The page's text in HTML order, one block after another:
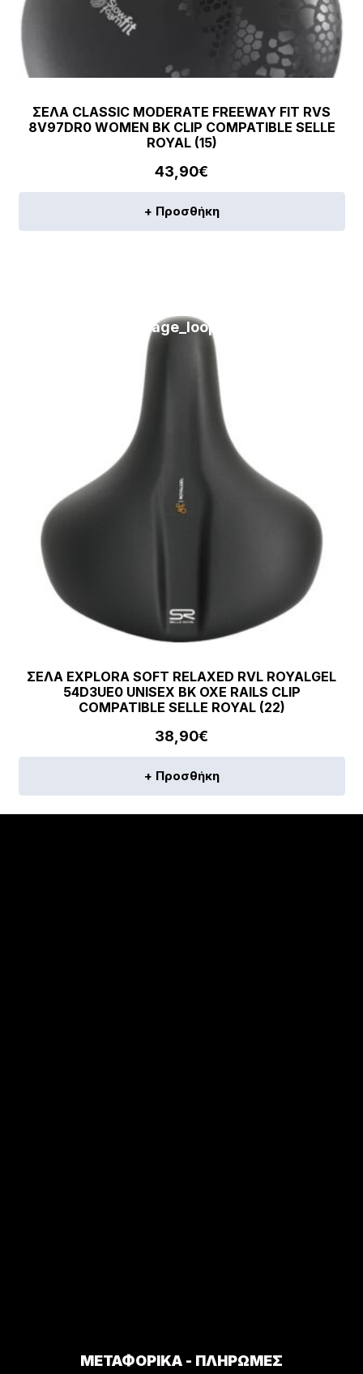
ΣΕΛΑ CLASSIC MODERATE FREEWAY FIT RVS
8V97DR0 WOMEN BK CLIP COMPATIBLE SELLE
ROYAL (15)
43,90€
+ Προσθήκη
[discount_percentage_loop]
ΣΕΛΑ EXPLORA SOFT RELAXED RVL ROYALGEL
54D3UE0 UNISEX BK OXE RAILS CLIP
COMPATIBLE SELLE ROYAL (22)
38,90€
+ Προσθήκη
ΜΕΤΑΦΟΡΙΚΑ - ΠΛΗΡΩΜΕΣ